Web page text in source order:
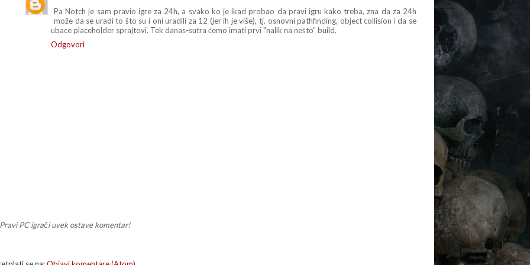
Pa Notch je sam pravio igre za 24h, a svako ko je ikad probao da pravi igru kako treba, zna da za 24h
može da se uradi to što su i oni uradili za 12 (jer ih je više), tj. osnovni pathfinding, object collision i da se
ubace placeholder sprajtovi. Tek danas-sutra ćemo imati prvi "nalik na nešto" build.
Odgovori
Pravi PC igrači uvek ostave komentar!